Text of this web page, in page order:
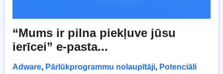
“Mums ir pilna piekļuve jūsu
ierīcei” e-pasta...
Adware, Pārlūkprogrammu nolaupītāji, Potenciāli